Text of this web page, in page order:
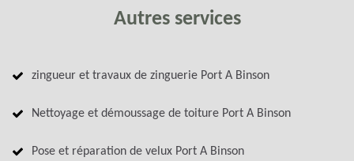
Autres services
zingueur et travaux de zinguerie Port A Binson
Nettoyage et démoussage de toiture Port A Binson
Pose et réparation de velux Port A Binson